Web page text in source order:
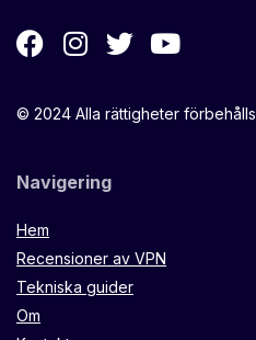
© 2024 Alla rättigheter förbehålls
Navigering
Hem
Recensioner av VPN
Tekniska guider
Om